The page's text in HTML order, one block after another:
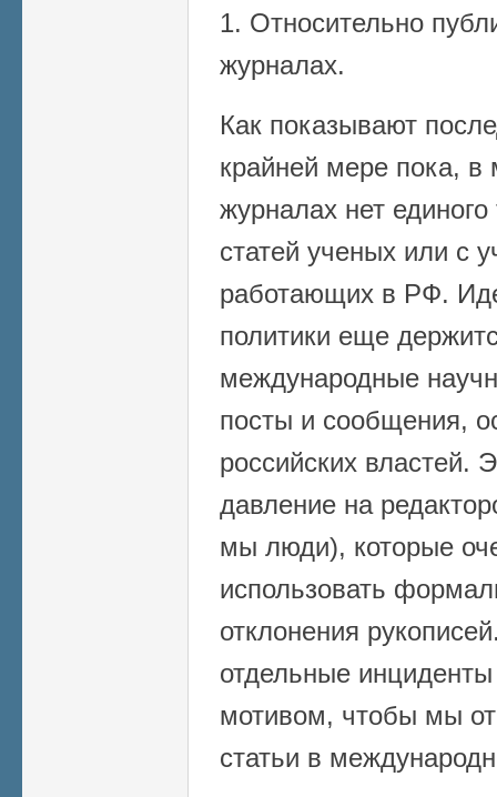
1. Относительно
журналах.
Как показывают
крайней мере пока,
журналах нет
статей ученых или с
работающих в РФ.
политики еще
международные
посты и сообщения,
российских властей.
давление на
мы люди), которые
использовать
отклонения
отдельные
мотивом, чтобы мы
статьи в